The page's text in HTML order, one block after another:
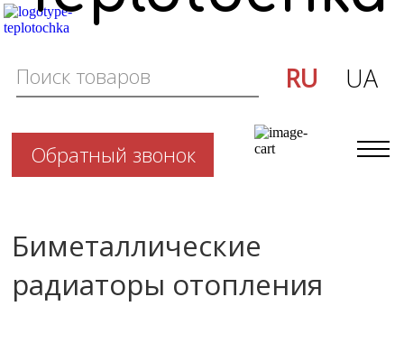
Обратный звонок
RU UA
Биметаллические
радиаторы отопления